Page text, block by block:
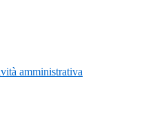
amministrativa